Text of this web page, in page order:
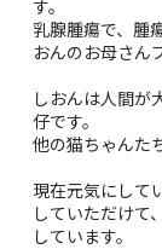
す。
乳腺腫瘍で、腫
おんのお母さん
しおんは人間が
仔です。
他の猫ちゃんた
現在元気にして
していただけて
しています。